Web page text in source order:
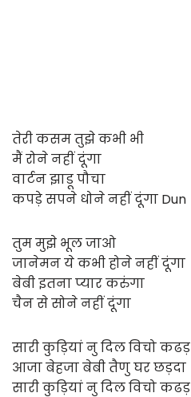
तेरी कसम तुझे कभी भी
मैं रोने नहीं दूंगा
वार्टन झाडू पौचा
कपड़े सपने धोने नहीं दूंगा Dun
तुम मुझे भूल जाओ
जानेमन ये कभी होने नहीं दूंगा
बेबी इतना प्यार करुंगा
चैन से सोने नहीं दूंगा
सारी कुड़ियां नु दिल विचो कढड़
आजा बेहजा बेबी तैणु घर छड़दा
सारी कुड़ियां नु दिल विचो कढड़